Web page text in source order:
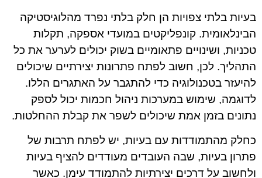
בעיות בלתי צפויות הן חלק בלתי נפרד מהלוגיסטיקה
הבינלאומית. קונפליקטים במועדי אספקה, תקלות
טכניות, ושינויים פתאומיים בשוק יכולים לערער את כל
התהליך. לכן, חשוב לפתח פתרונות יצירתיים שיכולים
להיעזר בטכנולוגיה כדי להתגבר על האתגרים הללו.
לדוגמה, שימוש במערכות ניהול חכמות יכול לספק
נתונים בזמן אמת שיכולים לשפר את קבלת ההחלטות.
כחלק מהתמודדות עם בעיות, יש לפתח תרבות של
פתרון בעיות, שבה העובדים מעודדים להציף בעיות
ולחשוב על דרכים יצירתיות להתמודד עימן. כאשר